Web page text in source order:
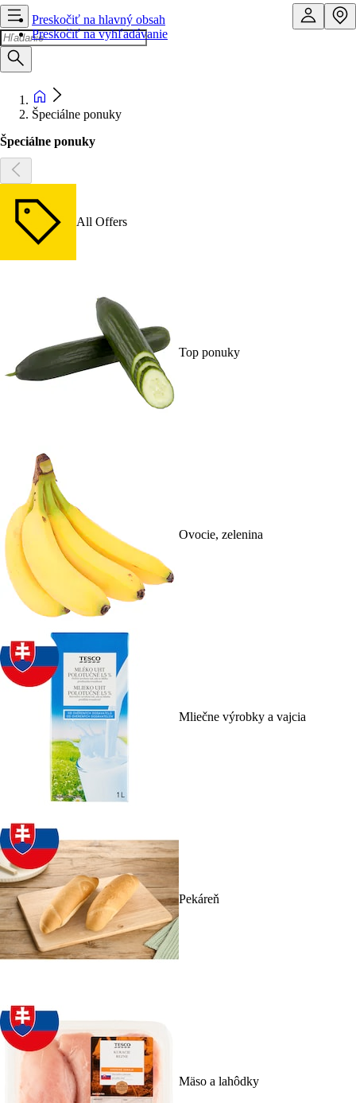
Preskočiť na hlavný obsah
Preskočiť na vyhľadávanie
Špeciálne ponuky
Špeciálne ponuky
All Offers
Top ponuky
Ovocie, zelenina
Mliečne výrobky a vajcia
Pekáreň
Mäso a lahôdky